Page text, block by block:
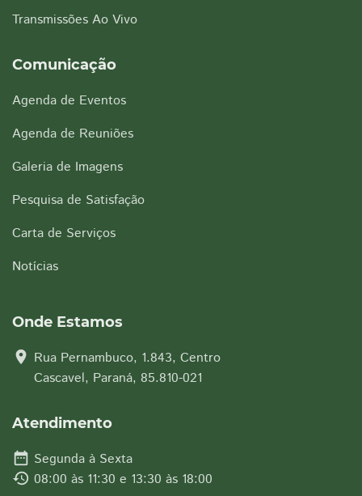
Transmissões Ao Vivo
Comunicação
Agenda de Eventos
Agenda de Reuniões
Galeria de Imagens
Pesquisa de Satisfação
Carta de Serviços
Notícias
Onde Estamos
location_on Rua Pernambuco, 1.843, Centro
Cascavel, Paraná, 85.810-021
Atendimento
date_range Segunda à Sexta
history 08:00 às 11:30 e 13:30 às 18:00